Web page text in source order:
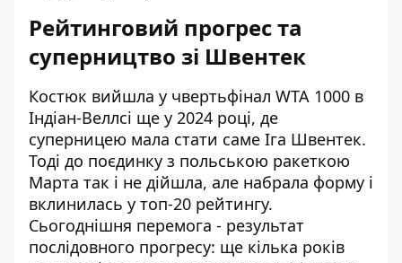
Рейтинговий прогрес та
суперництво зі Швентек
Костюк вийшла у чвертьфінал WTA 1000 в
Індіан-Веллсі ще у 2024 році, де
суперницею мала стати саме Іга Швентек.
Тоді до поєдинку з польською ракеткою
Марта так і не дійшла, але набрала форму і
вклинилась у топ-20 рейтингу.
Сьогоднішня перемога - результат
послідовного прогресу: ще кілька років